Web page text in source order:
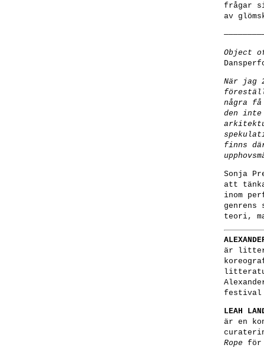
frågar
av
Object
När jag
några
den
finns
Sonja
att
inom
teori,
är
festival
LEAH
är en
Rope för